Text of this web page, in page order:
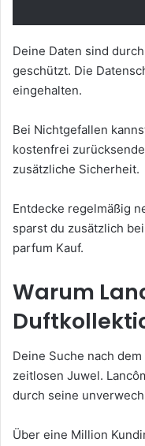
Deine Daten sind
geschützt. Die
eingehalten.
Bei Nichtgefallen
kostenfrei
zusätzliche Sicherheit.
Entdecke regelmäßig
sparst du zusätzlich
parfum Kauf.
Warum
Deine Suche nach
zeitlosen Juwel.
durch seine
Über eine Million